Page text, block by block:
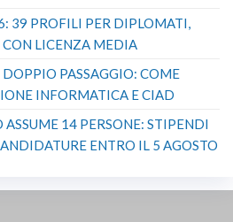
39 PROFILI PER DIPLOMATI,
LICENZA MEDIA
PASSAGGIO: COME
INFORMATICA E CIAD
14 PERSONE: STIPENDI
ENTRO IL 5 AGOSTO